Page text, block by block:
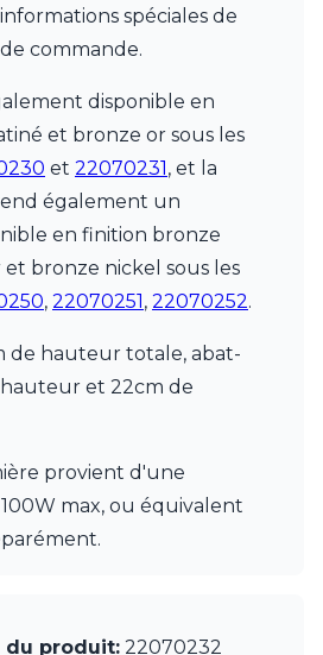
spéciales de
commande.
disponible en
et bronze or sous les
et 22070231, et la
également un
en finition bronze
bronze nickel sous les
, 22070251, 22070252.
de hauteur totale, abat-
et 22cm de
provient d'une
max, ou équivalent
du produit: 22070232